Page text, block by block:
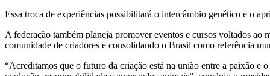
Essa troca de experiências possibilitará o intercâmbio genético e o
A federação também planeja promover eventos e cursos voltados ao
comunidade de criadores e consolidando o Brasil como referência
“Acreditamos que o futuro da criação está na união entre a paixão e